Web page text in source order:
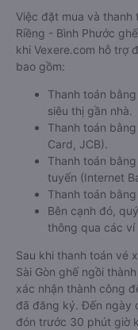
Việc đặt mua và thanh
Riềng - Bình Phước
khi Vexere.com hỗ trợ
bao gồm:
Thanh toán
siêu thị gần nhà.
Thanh toán
Card, JCB).
Thanh toán
tuyến (Internet
Thanh toán
Bên cạnh đó,
thông qua các ví
Sau khi thanh toán vé
Sài Gòn ghế ngồi
xác nhận thành công
đã đăng ký. Đến ngày
đón trước 30 phút giờ